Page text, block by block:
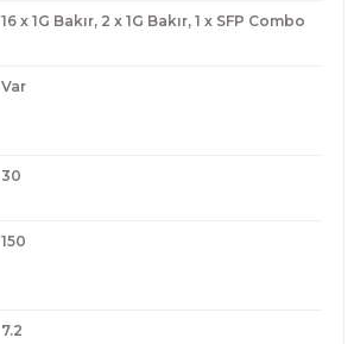
16 x 1G Bakır, 2 x 1G Bakır, 1 x SFP Combo
Var
30
150
7.2